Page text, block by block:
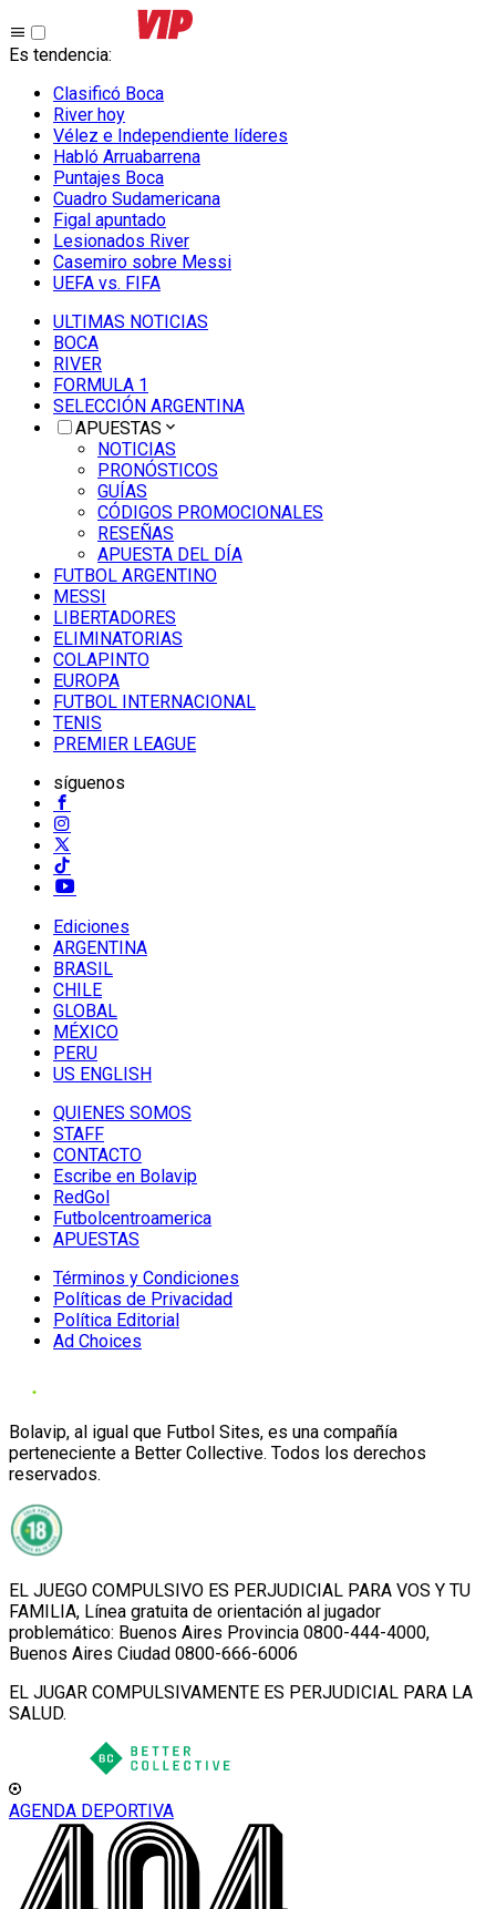
Es tendencia:
Clasificó Boca
River hoy
Vélez e Independiente líderes
Habló Arruabarrena
Puntajes Boca
Cuadro Sudamericana
Figal apuntado
Lesionados River
Casemiro sobre Messi
UEFA vs. FIFA
ULTIMAS NOTICIAS
BOCA
RIVER
FORMULA 1
SELECCIÓN ARGENTINA
APUESTAS
NOTICIAS
PRONÓSTICOS
GUÍAS
CÓDIGOS PROMOCIONALES
RESEÑAS
APUESTA DEL DÍA
FUTBOL ARGENTINO
MESSI
LIBERTADORES
ELIMINATORIAS
COLAPINTO
EUROPA
FUTBOL INTERNACIONAL
TENIS
PREMIER LEAGUE
síguenos
Ediciones
ARGENTINA
BRASIL
CHILE
GLOBAL
MÉXICO
PERU
US ENGLISH
QUIENES SOMOS
STAFF
CONTACTO
Escribe en Bolavip
RedGol
Futbolcentroamerica
APUESTAS
Términos y Condiciones
Políticas de Privacidad
Política Editorial
Ad Choices
Bolavip, al igual que Futbol Sites, es una compañía
perteneciente a Better Collective. Todos los derechos
reservados.
EL JUEGO COMPULSIVO ES PERJUDICIAL PARA VOS Y TU
FAMILIA, Línea gratuita de orientación al jugador
problemático: Buenos Aires Provincia 0800-444-4000,
Buenos Aires Ciudad 0800-666-6006
EL JUGAR COMPULSIVAMENTE ES PERJUDICIAL PARA LA
SALUD.
AGENDA DEPORTIVA